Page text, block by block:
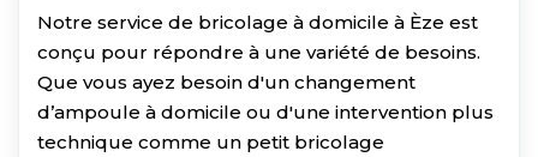
Notre service de bricolage à domicile à Èze est
conçu pour répondre à une variété de besoins.
Que vous ayez besoin d'un changement
d’ampoule à domicile ou d'une intervention plus
technique comme un petit bricolage